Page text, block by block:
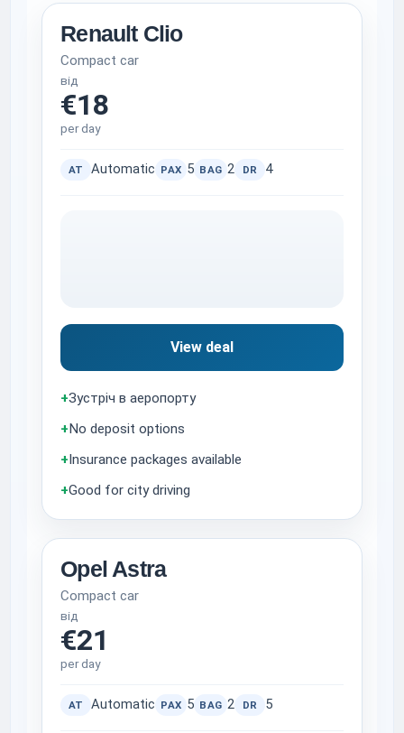
Renault Clio
Compact car
від
€18
per day
AT Automatic PAX 5 BAG 2 DR 4
View deal
+Зустріч в аеропорту
+No deposit options
+Insurance packages available
+Good for city driving
Opel Astra
Compact car
від
€21
per day
AT Automatic PAX 5 BAG 2 DR 5